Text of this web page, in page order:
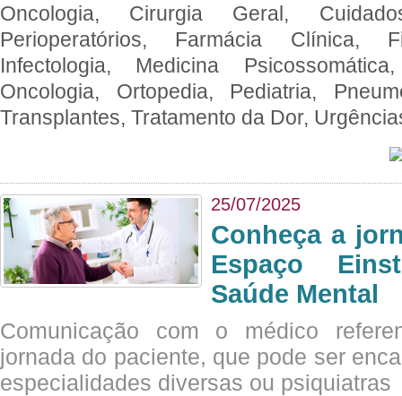
Oncologia, Cirurgia Geral,
Perioperatórios, Farmácia Clínica,
Infectologia, Medicina
Oncologia, Ortopedia, Pediatria,
Transplantes, Tratamento da Dor,
25/07/2025
Conheça a
Espaço
Saúde Mental
Comunicação com o médico
jornada do paciente, que pode ser
especialidades diversas ou psiquiatras